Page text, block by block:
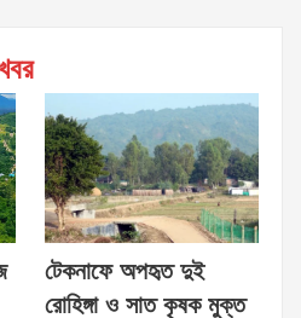
টেকনাফে অপহৃত দুই
রোহিঙ্গা ও সাত কৃষক মুক্ত